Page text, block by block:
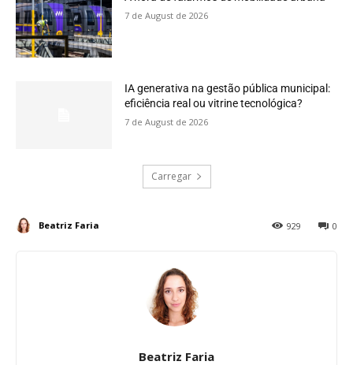
7 de August de 2026
IA generativa na gestão pública municipal:
eficiência real ou vitrine tecnológica?
7 de August de 2026
Carregar
Beatriz Faria 0
929
Beatriz Faria